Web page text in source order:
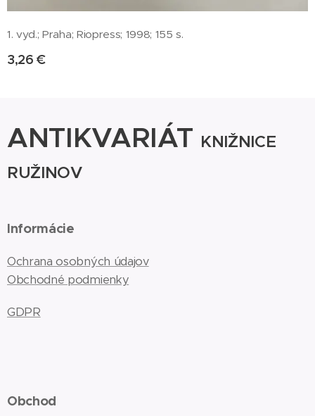
1. vyd.; Praha; Riopress; 1998; 155 s.
3,26 €
ANTIKVARIÁT KNIŽNICE
RUŽINOV
Informácie
Ochrana osobných údajov
Obchodné podmienky
GDPR
Obchod